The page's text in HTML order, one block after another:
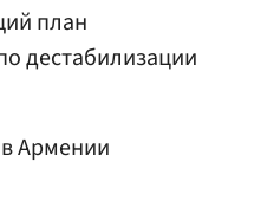
план
дестабилизации
Армении